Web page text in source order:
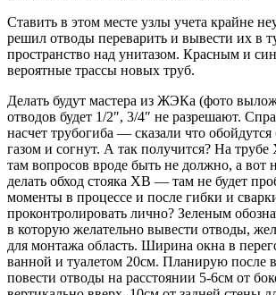
Ставить в этом месте узлы учета крайне
решил отводы переварить и вывести их в
пространство над унитазом. Красным и
вероятные трассы новых труб.
Делать будут мастера из ЖЭКа (фото
отводов будет 1/2″, 3/4″ не разрешают.
насчет трубогиба — сказали что
газом и согнут. А так получится? На
там вопросов вроде быть не должно, а вот
делать обход стояка ХВ — там не будет
моменты в процессе и после гибки и
проконтролировать лично? Зеленым
в которую желательно вывести отводы,
для монтажа область. Ширина окна в
ванной и туалетом 20см. Планирую после
повести отводы на расстоянии 5-6см от